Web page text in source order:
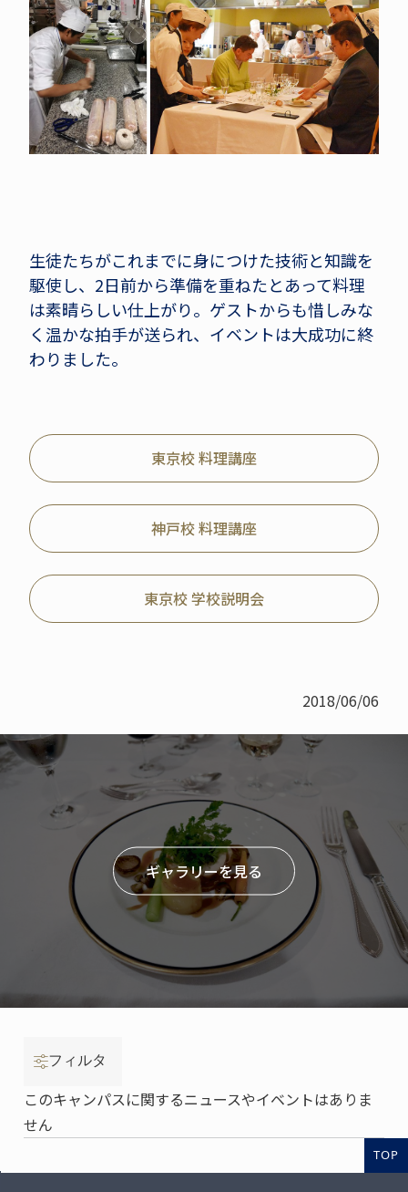
生徒たちがこれまでに身につけた技術と知識を
駆使し、2日前から準備を重ねたとあって料理
は素晴らしい仕上がり。ゲストからも惜しみな
く温かな拍手が送られ、イベントは大成功に終
わりました。
東京校 料理講座
神戸校 料理講座
東京校 学校説明会
2018/06/06
ギャラリーを見る
フィルタ
このキャンパスに関するニュースやイベントはありま
せん
TOP